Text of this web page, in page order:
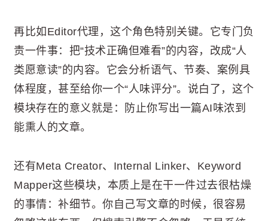
再比如Editor代理，这个角色特别关键。它专门负
责一件事：把“技术正确但难看”的内容，改成“人
类愿意读”的内容。它会分析语气、节奏、案例具
体程度，甚至给你一个“人味评分”。说白了，这个
模块存在的意义就是：防止你写出一篇AI味浓到
能熏人的文章。
还有Meta Creator、Internal Linker、Keyword
Mapper这些模块，本质上是在干一件过去很枯燥
的事情：补细节。你自己写文章的时候，很容易